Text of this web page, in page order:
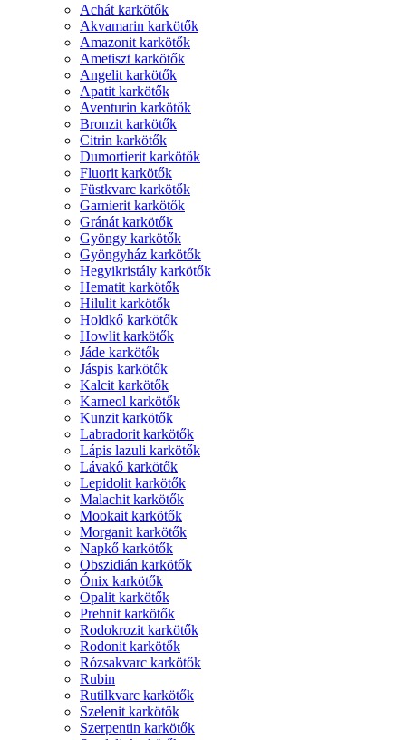
Achát karkötők
Akvamarin karkötők
Amazonit karkötők
Ametiszt karkötők
Angelit karkötők
Apatit karkötők
Aventurin karkötők
Bronzit karkötők
Citrin karkötők
Dumortierit karkötők
Fluorit karkötők
Füstkvarc karkötők
Garnierit karkötők
Gránát karkötők
Gyöngy karkötők
Gyöngyház karkötők
Hegyikristály karkötők
Hematit karkötők
Hilulit karkötők
Holdkő karkötők
Howlit karkötők
Jáde karkötők
Jáspis karkötők
Kalcit karkötők
Karneol karkötők
Kunzit karkötők
Labradorit karkötők
Lápis lazuli karkötők
Lávakő karkötők
Lepidolit karkötők
Malachit karkötők
Mookait karkötők
Morganit karkötők
Napkő karkötők
Obszidián karkötők
Ónix karkötők
Opalit karkötők
Prehnit karkötők
Rodokrozit karkötők
Rodonit karkötők
Rózsakvarc karkötők
Rubin
Rutilkvarc karkötők
Szelenit karkötők
Szerpentin karkötők